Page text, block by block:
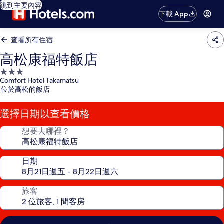
跳到主要內容
下載 App
查看所有住宿
高松康福特飯店
3.0
星
級
住
宿
Comfort Hotel Takamatsu
位於高松的飯店
選擇日期以查看價格
想要去哪裡？
日期
旅客